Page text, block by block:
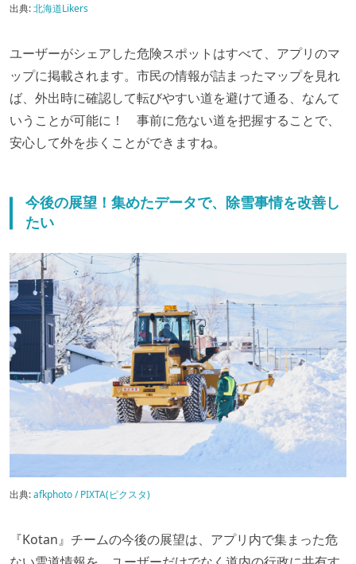
出典:北海道Likers
ユーザーがシェアした危険スポットはすべて、アプリのマ
ップに掲載されます。市民の情報が詰まったマップを見れ
ば、外出時に確認して転びやすい道を避けて通る、なんて
いうことが可能に！ 事前に危ない道を把握することで、
安心して外を歩くことができますね。
今後の展望！集めたデータで、除雪事情を改善し
たい
出典:afkphoto / PIXTA(ピクスタ)
『Kotan』チームの今後の展望は、アプリ内で集まった危